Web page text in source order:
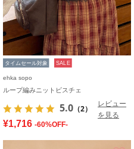
タイムセール対象 SALE
ehka sopo
ループ編みニットビスチェ
5.0 （2）
レビュー
を見る
¥1,716 -60%OFF-